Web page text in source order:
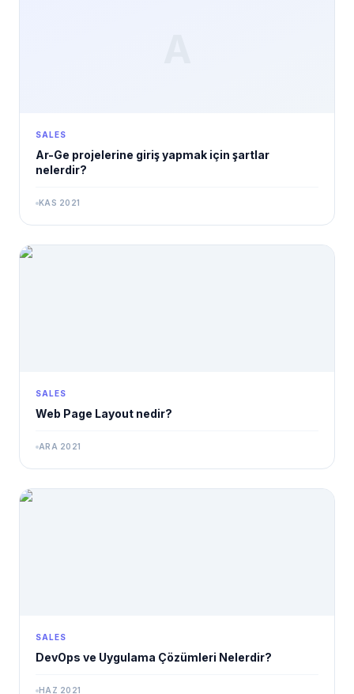
SALES
Ar-Ge projelerine giriş yapmak için şartlar
nelerdir?
KAS 2021
SALES
Web Page Layout nedir?
ARA 2021
SALES
DevOps ve Uygulama Çözümleri Nelerdir?
HAZ 2021